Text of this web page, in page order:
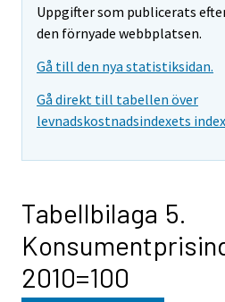
Uppgifter som publicerats
den förnyade webbplatsen.
Gå till den nya statistiksidan.
Gå direkt till tabellen över
levnadskostnadsindexets
Tabellbilaga 5.
2010=100